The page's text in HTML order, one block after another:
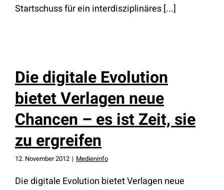
Startschuss für ein interdisziplinäres [...]
Die digitale Evolution
bietet Verlagen neue
Chancen – es ist Zeit, sie
zu ergreifen
12. November 2012 | Medieninfo
Die digitale Evolution bietet Verlagen neue